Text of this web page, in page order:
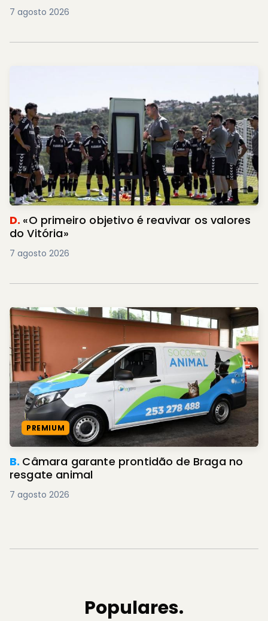
7 agosto 2026
D. «O primeiro objetivo é reavivar os valores
do Vitória»
7 agosto 2026
PREMIUM
B. Câmara garante prontidão de Braga no
resgate animal
7 agosto 2026
Populares.